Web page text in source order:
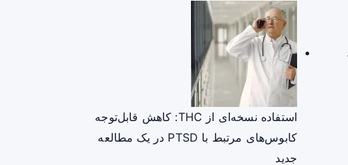
استفاده نسخه‌ای از THC: کاهش قابل‌توجه
کابوس‌های مرتبط با PTSD در یک مطالعه
جدید